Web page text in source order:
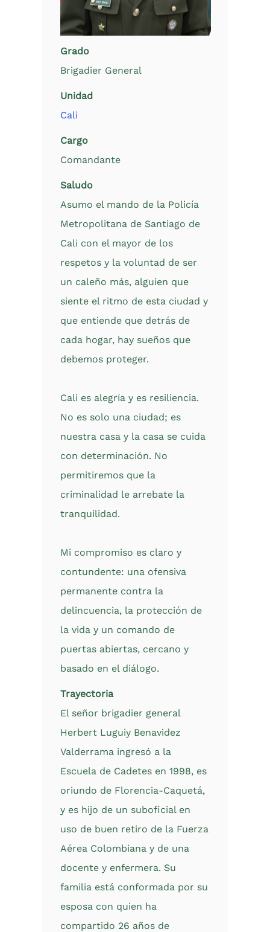
Grado
Brigadier General
Unidad
Cali
Cargo
Comandante
Saludo
Asumo el mando de la Policía
Metropolitana de Santiago de
Cali con el mayor de los
respetos y la voluntad de ser
un caleño más, alguien que
siente el ritmo de esta ciudad y
que entiende que detrás de
cada hogar, hay sueños que
debemos proteger.
Cali es alegría y es resiliencia.
No es solo una ciudad; es
nuestra casa y la casa se cuida
con determinación. No
permitiremos que la
criminalidad le arrebate la
tranquilidad.
Mi compromiso es claro y
contundente: una ofensiva
permanente contra la
delincuencia, la protección de
la vida y un comando de
puertas abiertas, cercano y
basado en el diálogo.
Trayectoria
El señor brigadier general
Herbert Luguiy Benavidez
Valderrama ingresó a la
Escuela de Cadetes en 1998, es
oriundo de Florencia-Caquetá,
y es hijo de un suboficial en
uso de buen retiro de la Fuerza
Aérea Colombiana y de una
docente y enfermera. Su
familia está conformada por su
esposa con quien ha
compartido 26 años de